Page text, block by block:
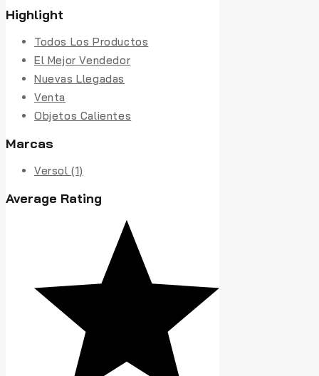
Highlight
Todos Los Productos
El Mejor Vendedor
Nuevas Llegadas
Venta
Objetos Calientes
Marcas
Versol(1)
Average Rating